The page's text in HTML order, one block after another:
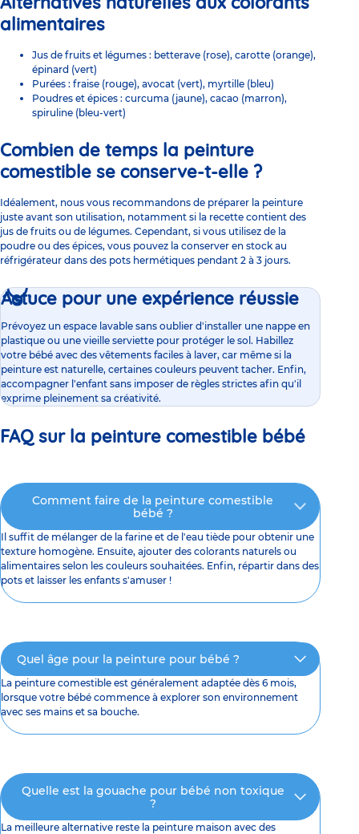
alimentaires
Jus de fruits et légumes : betterave (rose), carotte (orange),
épinard (vert)
Purées : fraise (rouge), avocat (vert), myrtille (bleu)
Poudres et épices : curcuma (jaune), cacao (marron),
spiruline (bleu-vert)
Combien de temps la peinture
comestible se conserve-t-elle ?
Idéalement, nous vous recommandons de préparer la peinture
juste avant son utilisation, notamment si la recette contient des
jus de fruits ou de légumes. Cependant, si vous utilisez de la
poudre ou des épices, vous pouvez la conserver en stock au
réfrigérateur dans des pots hermétiques pendant 2 à 3 jours.
Astuce pour une expérience réussie
Prévoyez un espace lavable sans oublier d'installer une nappe en
plastique ou une vieille serviette pour protéger le sol. Habillez
votre bébé avec des vêtements faciles à laver, car même si la
peinture est naturelle, certaines couleurs peuvent tacher. Enfin,
accompagner l'enfant sans imposer de règles strictes afin qu'il
exprime pleinement sa créativité.
FAQ sur la peinture comestible bébé
Comment faire de la peinture comestible
bébé ?
Il suffit de mélanger de la farine et de l'eau tiède pour obtenir une
texture homogène. Ensuite, ajouter des colorants naturels ou
alimentaires selon les couleurs souhaitées. Enfin, répartir dans des
pots et laisser les enfants s'amuser !
Quel âge pour la peinture pour bébé ?
La peinture comestible est généralement adaptée dès 6 mois,
lorsque votre bébé commence à explorer son environnement
avec ses mains et sa bouche.
Quelle est la gouache pour bébé non toxique
?
La meilleure alternative reste la peinture maison avec des